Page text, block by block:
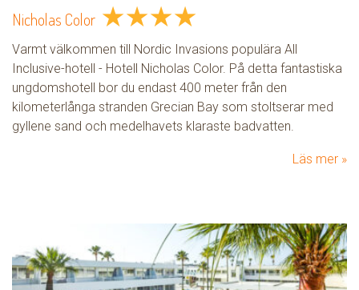
Nicholas Color ★★★★
Varmt välkommen till Nordic Invasions populära All
Inclusive-hotell - Hotell Nicholas Color. På detta fantastiska
ungdomshotell bor du endast 400 meter från den
kilometerlånga stranden Grecian Bay som stoltserar med
gyllene sand och medelhavets klaraste badvatten.
Läs mer